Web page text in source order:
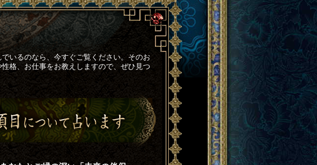
いるのなら、今すぐご覧ください。そのお
格、お仕事をお教えしますので、ぜひ見つ